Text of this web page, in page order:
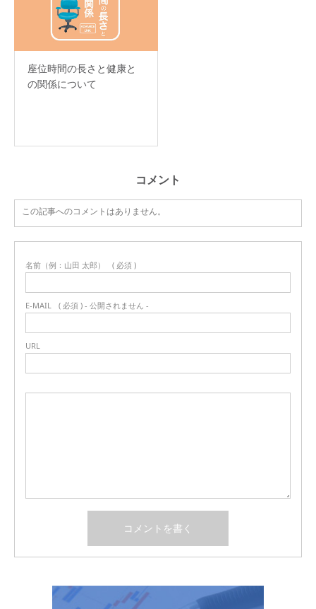
座位時間の長さと健康と
の関係について
コメント
この記事へのコメントはありません。
名前（例：山田 太郎） ( 必須 )
E-MAIL ( 必須 ) - 公開されません -
URL